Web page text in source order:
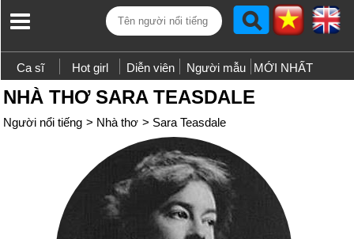
Ca sĩ Hot girl Diễn viên Người mẫu MỚI NHẤT
NHÀ THƠ SARA TEASDALE
Người nổi tiếng > Nhà thơ > Sara Teasdale